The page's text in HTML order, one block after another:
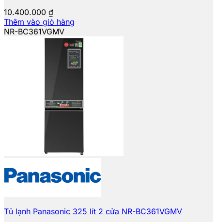
10.400.000 ₫
Thêm vào giỏ hàng
NR-BC361VGMV
Tủ lạnh Panasonic 325 lít 2 cửa NR-BC361VGMV